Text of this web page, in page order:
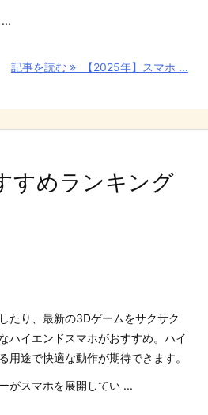
記事を読む 【2025年】スマホ ...
すめランキング
たり、最新の3Dゲームをサクサク
ハイエンドスマホがおすすめ。ハイ
用途で快適な動作が期待できます。
がスマホを展開してい ...